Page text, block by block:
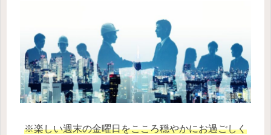
※楽しい週末の金曜日をこころ穏やかにお過ごしく